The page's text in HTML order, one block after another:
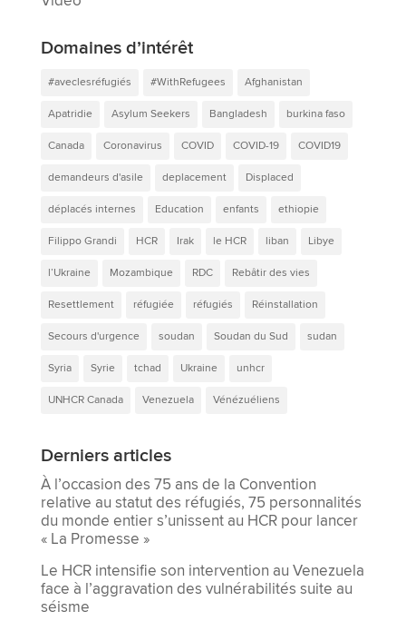
Domaines d’intérêt
#aveclesréfugiés #WithRefugees Afghanistan
Apatridie Asylum Seekers Bangladesh burkina faso
Canada Coronavirus COVID COVID-19 COVID19
demandeurs d'asile deplacement Displaced
déplacés internes Education enfants ethiopie
Filippo Grandi HCR Irak le HCR liban Libye
l’Ukraine Mozambique RDC Rebâtir des vies
Resettlement réfugiée réfugiés Réinstallation
Secours d'urgence soudan Soudan du Sud sudan
Syria Syrie tchad Ukraine unhcr
UNHCR Canada Venezuela Vénézuéliens
Derniers articles
À l’occasion des 75 ans de la Convention
relative au statut des réfugiés, 75 personnalités
du monde entier s’unissent au HCR pour lancer
« La Promesse »
Le HCR intensifie son intervention au Venezuela
face à l’aggravation des vulnérabilités suite au
séisme